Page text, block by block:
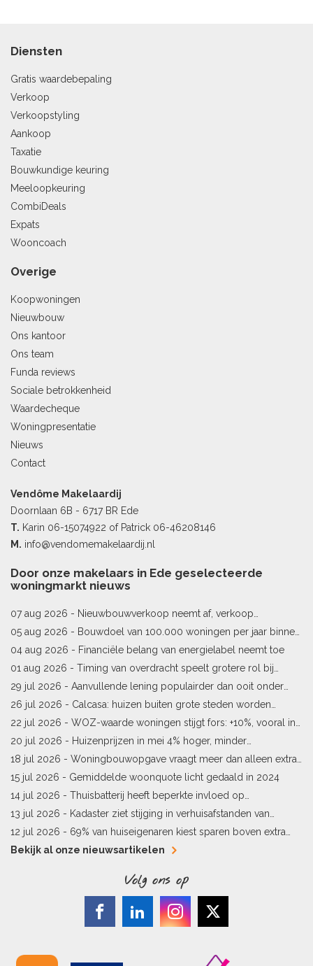
Diensten
Gratis waardebepaling
Verkoop
Verkoopstyling
Aankoop
Taxatie
Bouwkundige keuring
Meeloopkeuring
CombiDeals
Expats
Wooncoach
Overige
Koopwoningen
Nieuwbouw
Ons kantoor
Ons team
Funda reviews
Sociale betrokkenheid
Waardecheque
Woningpresentatie
Nieuws
Contact
Vendôme Makelaardij
Doornlaan 6B - 6717 BR Ede
T. Karin 06-15074922 of Patrick 06-46208146
M. info@vendomemakelaardij.nl
Door onze makelaars in Ede geselecteerde
woningmarkt nieuws
07 aug 2026 - Nieuwbouwverkoop neemt af, verkoop
bestaande woningen stijgt
05 aug 2026 - Bouwdoel van 100.000 woningen per jaar binnen
bereik
04 aug 2026 - Financiële belang van energielabel neemt toe
01 aug 2026 - Timing van overdracht speelt grotere rol bij
woningprijs
29 jul 2026 - Aanvullende lening populairder dan ooit onder
starters
26 jul 2026 - Calcasa: huizen buiten grote steden worden
sneller meer waard
22 jul 2026 - WOZ-waarde woningen stijgt fors: +10%, vooral in
Limburg en Pekela
20 jul 2026 - Huizenprijzen in mei 4% hoger, minder
woningverkopen
18 jul 2026 - Woningbouwopgave vraagt meer dan alleen extra
vergunningen
15 jul 2026 - Gemiddelde woonquote licht gedaald in 2024
14 jul 2026 - Thuisbatterij heeft beperkte invloed op
energielabel
13 jul 2026 - Kadaster ziet stijging in verhuisafstanden van
kopers
12 jul 2026 - 69% van huiseigenaren kiest sparen boven extra
hypotheekaflossing
Bekijk al onze nieuwsartikelen
Volg ons op